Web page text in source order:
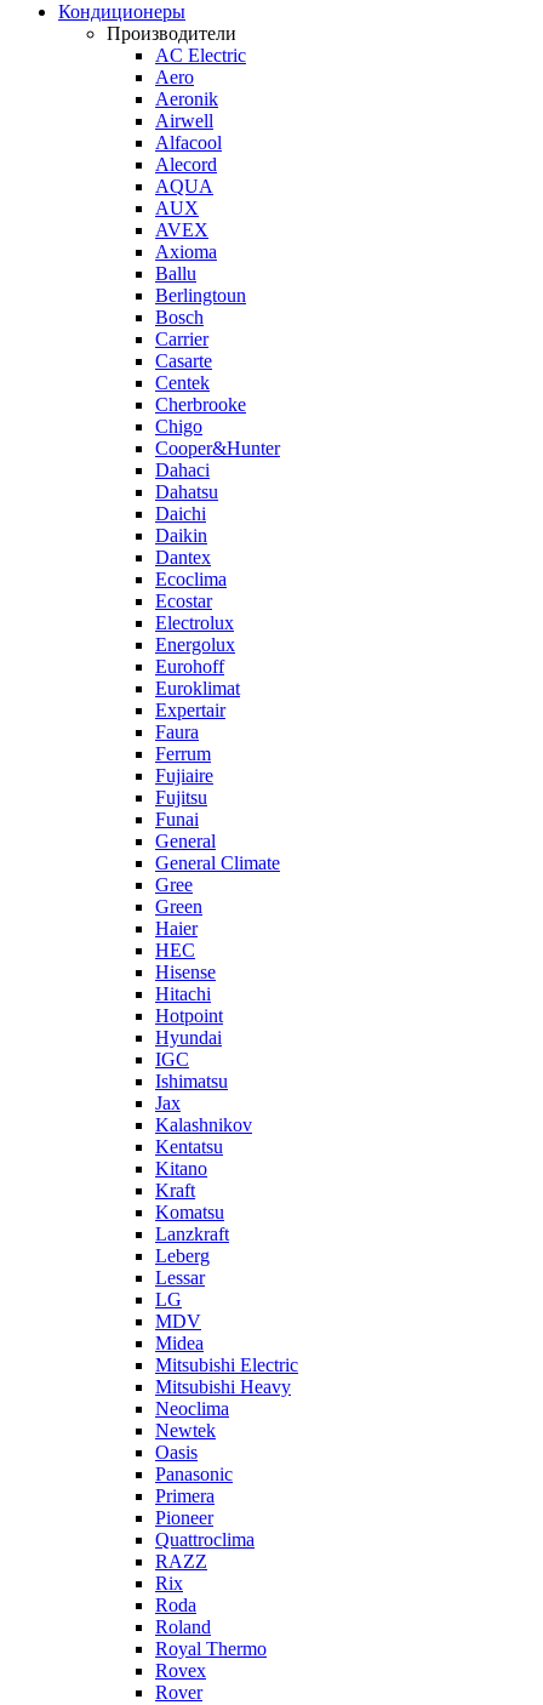
Кондиционеры
Производители
AC Electric
Aero
Aeronik
Airwell
Alfacool
Alecord
AQUA
AUX
AVEX
Axioma
Ballu
Berlingtoun
Bosch
Carrier
Casarte
Centek
Cherbrooke
Chigo
Cooper&Hunter
Dahaci
Dahatsu
Daichi
Daikin
Dantex
Ecoclima
Ecostar
Electrolux
Energolux
Eurohoff
Euroklimat
Expertair
Faura
Ferrum
Fujiaire
Fujitsu
Funai
General
General Climate
Gree
Green
Haier
HEC
Hisense
Hitachi
Hotpoint
Hyundai
IGC
Ishimatsu
Jax
Kalashnikov
Kentatsu
Kitano
Kraft
Komatsu
Lanzkraft
Leberg
Lessar
LG
MDV
Midea
Mitsubishi Electric
Mitsubishi Heavy
Neoclima
Newtek
Oasis
Panasonic
Primera
Pioneer
Quattroclima
RAZZ
Rix
Roda
Roland
Royal Thermo
Rovex
Rover